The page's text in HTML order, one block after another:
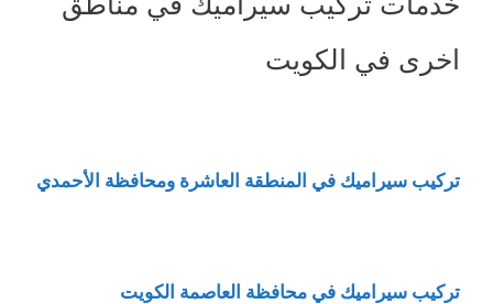
اخرى في الكويت
تركيب سيراميك في المنطقة العاشرة ومحافظة الأحمدي
تركيب سيراميك في محافظة العاصمة الكويت